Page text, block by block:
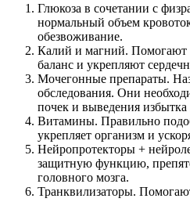
Глюкоза в сочетании с
нормальный объем
обезвоживание.
Калий и магний. Помогают
баланс и укрепляют
Мочегонные препараты.
обследования. Они
почек и выведения
Витамины. Правильно
укрепляет организм и
Нейропротекторы +
защитную функцию,
головного мозга.
Транквилизаторы.